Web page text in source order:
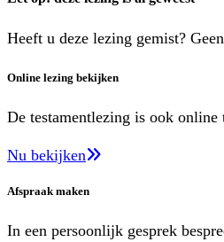
Heeft u deze lezing gemist?
Online lezing bekijken
De testamentlezing is ook online
Nu bekijken
Afspraak maken
In een persoonlijk gesprek